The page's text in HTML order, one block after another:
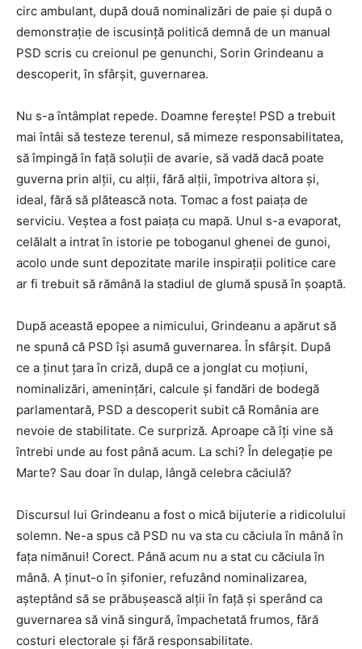
circ ambulant, după două nominalizări de paie și după o
demonstrație de iscusință politică demnă de un manual
PSD scris cu creionul pe genunchi, Sorin Grindeanu a
descoperit, în sfârșit, guvernarea.
Nu s-a întâmplat repede. Doamne ferește! PSD a trebuit
mai întâi să testeze terenul, să mimeze responsabilitatea,
să împingă în față soluții de avarie, să vadă dacă poate
guverna prin alții, cu alții, fără alții, împotriva altora și,
ideal, fără să plătească nota. Tomac a fost paiața de
serviciu. Veștea a fost paiața cu mapă. Unul s-a evaporat,
celălalt a intrat în istorie pe toboganul ghenei de gunoi,
acolo unde sunt depozitate marile inspirații politice care
ar fi trebuit să rămână la stadiul de glumă spusă în șoaptă.
După această epopee a nimicului, Grindeanu a apărut să
ne spună că PSD își asumă guvernarea. În sfârșit. După
ce a ținut țara în criză, după ce a jonglat cu moțiuni,
nominalizări, amenințări, calcule și fandări de bodegă
parlamentară, PSD a descoperit subit că România are
nevoie de stabilitate. Ce surpriză. Aproape că îți vine să
întrebi unde au fost până acum. La schi? În delegație pe
Marte? Sau doar în dulap, lângă celebra căciulă?
Discursul lui Grindeanu a fost o mică bijuterie a ridicolului
solemn. Ne-a spus că PSD nu va sta cu căciula în mână în
fața nimănui! Corect. Până acum nu a stat cu căciula în
mână. A ținut-o în șifonier, refuzând nominalizarea,
așteptând să se prăbușească alții în față și sperând ca
guvernarea să vină singură, împachetată frumos, fără
costuri electorale și fără responsabilitate.